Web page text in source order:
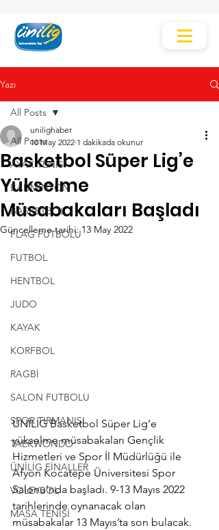
Yazı
All Posts
AYAK TENİSİ
BADMİNTON
BASKETBOL
FLAG FUTBOLU
FUTBOL
HENTBOL
JUDO
KAYAK
KORFBOL
RAGBİ
SALON FUTBOLU
SPOR TIRMANIŞI
TAEKWONDO
ÜNİLİG FİNALLER
VOLEYBOL
MASA TENİSİ
All Posts
Basketbol Süper Lig’e
Yükselme
Müsabakaları Başladı
unilighaber
10 May 2022 1 dakikada okunur
Güncelleme tarihi:13 May 2022
ÜNİLİG Basketbol Süper Lig’e
yükselme müsabakaları Gençlik
Hizmetleri ve Spor İl Müdürlüğü ile
Afyon Kocatepe Üniversitesi Spor
Salonu’nda başladı. 9-13 Mayıs 2022
tarihlerinde oynanacak olan
müsabakalar 13 Mayıs’ta son bulacak.